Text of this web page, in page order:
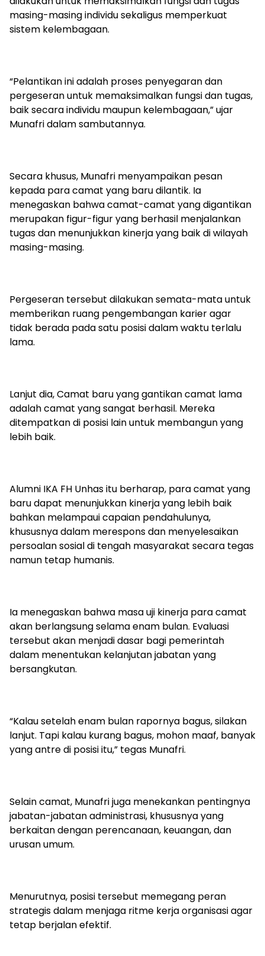
masing-masing individu sekaligus memperkuat
sistem kelembagaan.
“Pelantikan ini adalah proses penyegaran dan
pergeseran untuk memaksimalkan fungsi dan tugas,
baik secara individu maupun kelembagaan,” ujar
Munafri dalam sambutannya.
Secara khusus, Munafri menyampaikan pesan
kepada para camat yang baru dilantik. Ia
menegaskan bahwa camat-camat yang digantikan
merupakan figur-figur yang berhasil menjalankan
tugas dan menunjukkan kinerja yang baik di wilayah
masing-masing.
Pergeseran tersebut dilakukan semata-mata untuk
memberikan ruang pengembangan karier agar
tidak berada pada satu posisi dalam waktu terlalu
lama.
Lanjut dia, Camat baru yang gantikan camat lama
adalah camat yang sangat berhasil. Mereka
ditempatkan di posisi lain untuk membangun yang
lebih baik.
Alumni IKA FH Unhas itu berharap, para camat yang
baru dapat menunjukkan kinerja yang lebih baik
bahkan melampaui capaian pendahulunya,
khususnya dalam merespons dan menyelesaikan
persoalan sosial di tengah masyarakat secara tegas
namun tetap humanis.
Ia menegaskan bahwa masa uji kinerja para camat
akan berlangsung selama enam bulan. Evaluasi
tersebut akan menjadi dasar bagi pemerintah
dalam menentukan kelanjutan jabatan yang
bersangkutan.
“Kalau setelah enam bulan rapornya bagus, silakan
lanjut. Tapi kalau kurang bagus, mohon maaf, banyak
yang antre di posisi itu,” tegas Munafri.
Selain camat, Munafri juga menekankan pentingnya
jabatan-jabatan administrasi, khususnya yang
berkaitan dengan perencanaan, keuangan, dan
urusan umum.
Menurutnya, posisi tersebut memegang peran
strategis dalam menjaga ritme kerja organisasi agar
tetap berjalan efektif.